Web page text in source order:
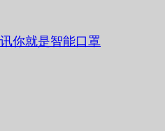
你就是智能口罩